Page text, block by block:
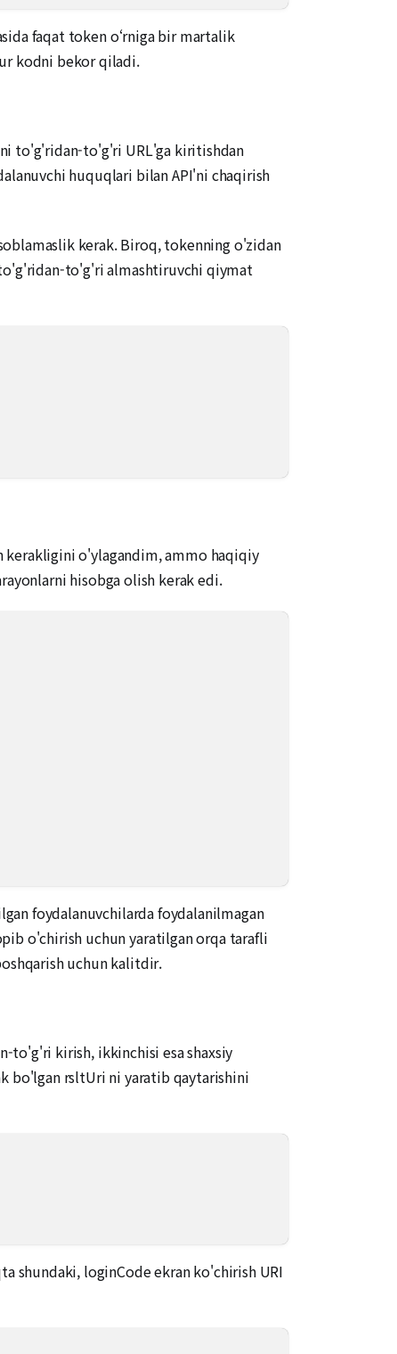
faqat token o‘rniga bir martalik
kodni bekor qiladi.
to'g'ridan-to'g'ri URL'ga kiritishdan
huquqlari bilan API'ni chaqirish
kerak. Biroq, tokenning o'zidan
to'g'ridan-to'g'ri almashtiruvchi qiymat
kerakligini o'ylagandim, ammo haqiqiy
hisobga olish kerak edi.
foydalanuvchilarda foydalanilmagan
o'chirish uchun yaratilgan orqa tarafli
uchun kalitdir.
to'g'ri kirish, ikkinchisi esa shaxsiy
bo'lgan rsltUri ni yaratib qaytarishini
shundaki, loginCode ekran ko'chirish URI